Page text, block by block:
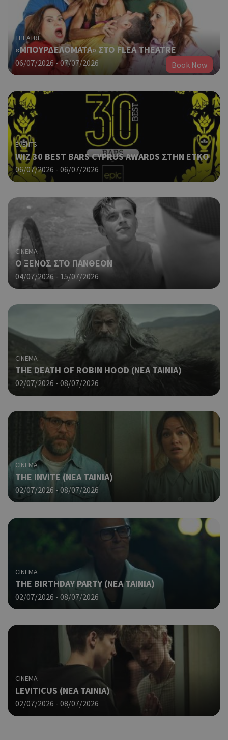
THEATRE
«ΜΠΟΥΡΔΕΛΟΜΑΤΑ» ΣΤΟ FLEA THEATRE
06/07/2026 - 07/07/2026 Book Now
EVENTS
WIZ 30 BEST BARS CYPRUS AWARDS ΣΤΗΝ ΕΤΚΟ
06/07/2026 - 06/07/2026
CINEMA
O ΞΕΝΟΣ ΣΤΟ ΠΑΝΘΕΟΝ
04/07/2026 - 15/07/2026
CINEMA
THE DEATH OF ROBIN HOOD (NΕΑ ΤΑΙΝΙΑ)
02/07/2026 - 08/07/2026
CINEMA
ΤHE INVITE (ΝΕΑ ΤΑΙΝΙΑ)
02/07/2026 - 08/07/2026
CINEMA
THE BIRTHDAY PARTY (ΝΕΑ ΤΑΙΝΙΑ)
02/07/2026 - 08/07/2026
CINEMA
LEVITICUS (ΝΕΑ ΤΑΙΝΙΑ)
02/07/2026 - 08/07/2026